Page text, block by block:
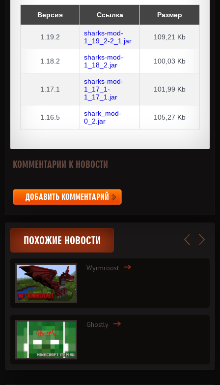
Версия Ссылка Размер
1.19.2
sharks-mod-
1_19_2-2_1.jar
109,21 Kb
1.18.2
sharks-mod-
1_18_2.jar
100,03 Kb
1.17.1
sharks-mod-
1_17_1-
1_17_1.jar
101,99 Kb
1.16.5
shark_mod-
0_2.jar
105,27 Kb
КОММЕНТАРИИ К НОВОСТИ
ДОБАВИТЬ КОММЕНТАРИЙ
ПОХОЖИЕ НОВОСТИ
Wyrmroost
Ghostly